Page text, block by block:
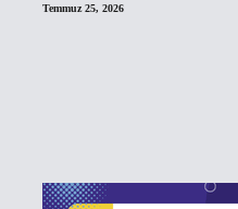
Temmuz 25, 2026